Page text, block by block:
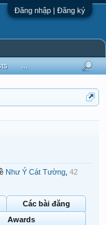
Đăng nhập | Đăng ký
Như Ý Cát Tường 42
Các bài đăng
Awards